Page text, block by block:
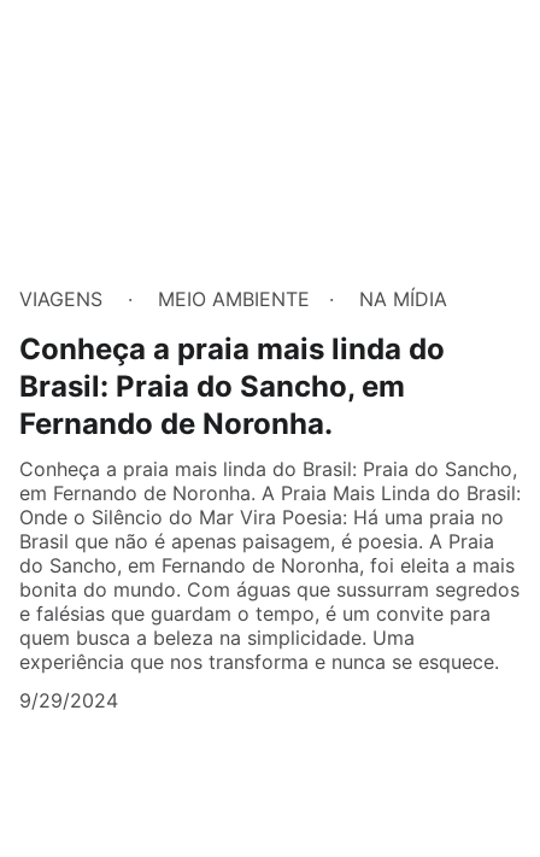
VIAGENS MEIO AMBIENTE NA MÍDIA
Conheça a praia mais linda do
Brasil: Praia do Sancho, em
Fernando de Noronha.
Conheça a praia mais linda do Brasil: Praia do Sancho,
em Fernando de Noronha. A Praia Mais Linda do Brasil:
Onde o Silêncio do Mar Vira Poesia: Há uma praia no
Brasil que não é apenas paisagem, é poesia. A Praia
do Sancho, em Fernando de Noronha, foi eleita a mais
bonita do mundo. Com águas que sussurram segredos
e falésias que guardam o tempo, é um convite para
quem busca a beleza na simplicidade. Uma
experiência que nos transforma e nunca se esquece.
9/29/2024